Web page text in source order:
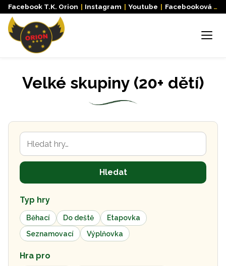
Facebook T.K. Orion | Instagram | Youtube | Facebooková skupina
Menu
Velké skupiny (20+ dětí)
Hledat hry
Hledat
Typ hry
Běhací Do deště
Etapovka
Seznamovací
Výplňovka
Hra pro